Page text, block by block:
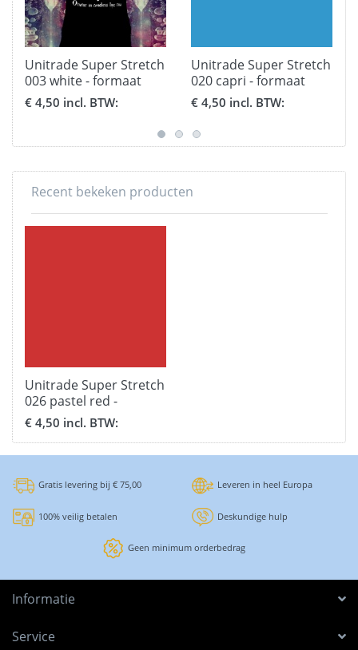
Unitrade Super Stretch
003 white - formaat
30,5 x 51 cm.
€ 4,50 incl. BTW:
Unitrade Super Stretch
020 capri - formaat
30,5 x 51 cm.
€ 4,50 incl. BTW:
Recent bekeken producten
Unitrade Super Stretch
026 pastel red -
formaat 30,5 x 51 cm.
€ 4,50 incl. BTW:
Gratis levering bij € 75,00 Leveren in heel Europa
100% veilig betalen Deskundige hulp
Geen minimum orderbedrag
Informatie
Service